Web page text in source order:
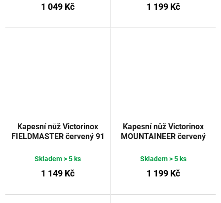
1 049 Kč 1 199 Kč
Kapesní nůž Victorinox
FIELDMASTER červený 91
Skladem> 5 ks
1 149 Kč
Kapesní nůž Victorinox
MOUNTAINEER červený
Skladem> 5 ks
1 199 Kč